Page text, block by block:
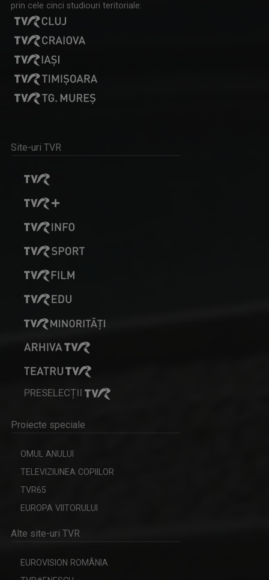
DIMINEȚI PERFECTE
Emisiune matinală, de luni până vineri, de la ...
Obiectivul nostru e ziua ta mai bună!
Emisiune de reportaj și investigație realizată ...
ANCA MEDELEANU
La TVR Iaşi, Anca realizează emisiunea "PLAY". ...
SERGIU CIOCOIU
prin cele cinci studiouri teritoriale:
Site-uri TVR
PRESELECȚII
Proiecte speciale
OMUL ANULUI
TELEVIZIUNEA COPIILOR
TVR65
EUROPA VIITORULUI
Alte site-uri TVR
EUROVISION ROMÂNIA